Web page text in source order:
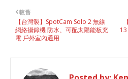
較舊
【台灣製】SpotCam Solo 2 無線
網絡攝錄機 防水、可配太陽能板充
電 戶外室內通用